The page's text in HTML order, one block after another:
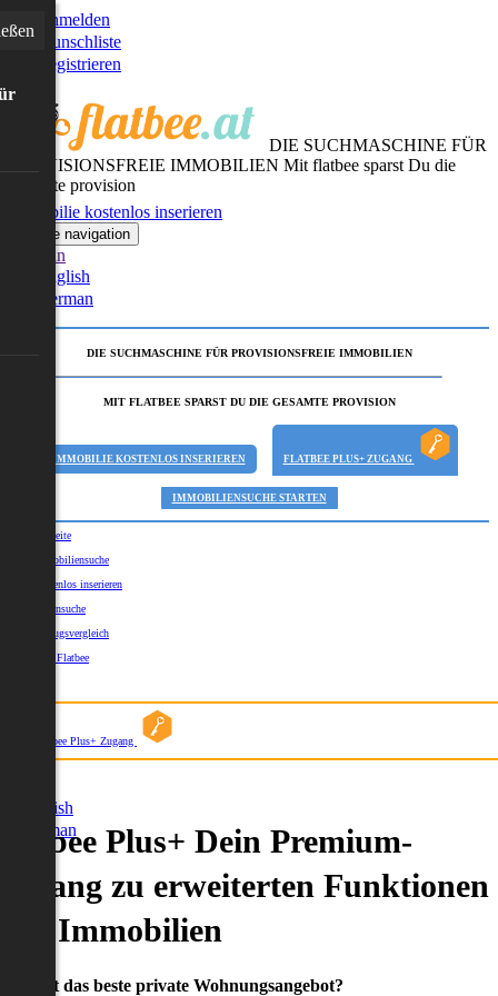
Anmelden
Wunschliste
Registrieren
DIE SUCHMASCHINE FÜR
PROVISIONSFREIE IMMOBILIEN Mit flatbee sparst Du die
gesamte provision
Immobilie kostenlos inserieren
Toggle navigation
German
English
German
DIE SUCHMASCHINE FÜR PROVISIONSFREIE IMMOBILIEN
MIT FLATBEE SPARST DU DIE GESAMTE PROVISION
IMMOBILIE KOSTENLOS INSERIEREN FLATBEE PLUS+ ZUGANG
IMMOBILIENSUCHE STARTEN
Startseite
Immobiliensuche
Kostenlos inserieren
Kartensuche
Umzugsvergleich
Über Flatbee
Flatbee Plus+ Zugang
English
German
Plus+ Dein Premium-
zu erweiterten Funktionen
Immobilien
willst das beste private Wohnungsangebot?